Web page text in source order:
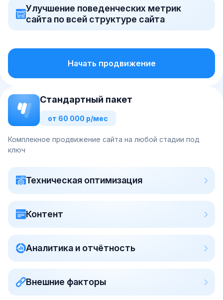
Улучшение поведенческих метрик
сайта по всей структуре сайта
Начать продвижение
Стандартный пакет
от 60 000 р/мес
Комплекное продвижение сайта на любой стадии под
ключ
Техническая оптимизация
Контент
Аналитика и отчётность
Внешние факторы